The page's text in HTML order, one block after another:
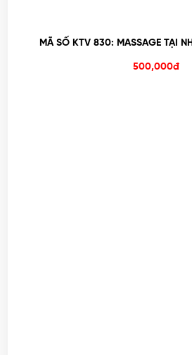
MÃ SỐ KTV 830: MASSAGE TẠI
500,000đ